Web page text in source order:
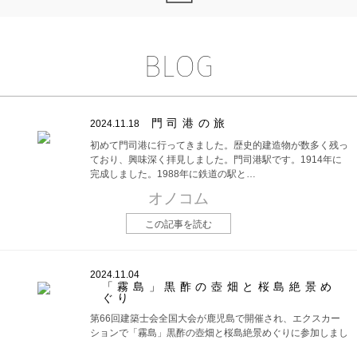
BLOG
2024.11.18 門司港の旅
初めて門司港に行ってきました。歴史的建造物が数多く残っ
ており、興味深く拝見しました。門司港駅です。1914年に
完成しました。1988年に鉄道の駅と…
オノコム
この記事を読む
2024.11.04
「霧島」黒酢の壺畑と桜島絶景め
ぐり
第66回建築士会全国大会が鹿児島で開催され、エクスカー
ションで「霧島」黒酢の壺畑と桜島絶景めぐりに参加しまし